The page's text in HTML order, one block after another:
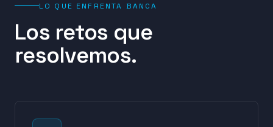
LO QUE ENFRENTA BANCA
Los retos que
resolvemos.